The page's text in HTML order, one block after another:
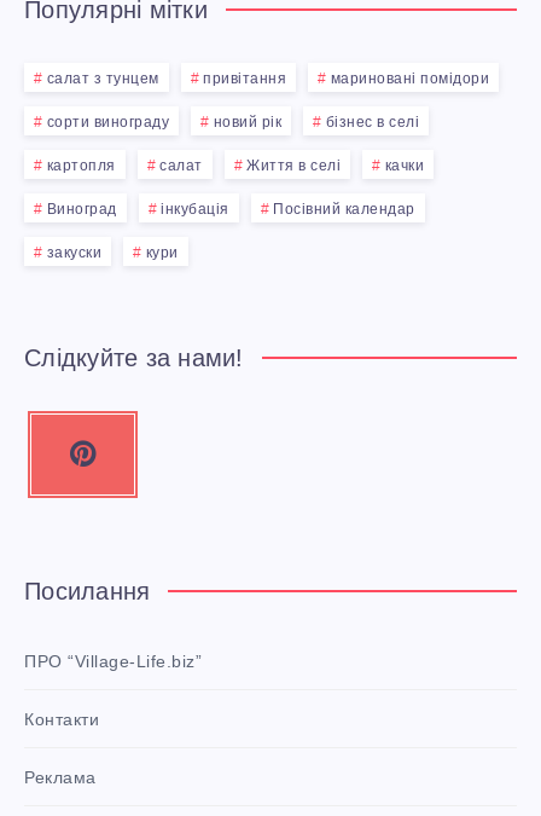
Популярні мітки
салат з тунцем привітання мариновані помідори
сорти винограду новий рік бізнес в селі
картопля салат Життя в селі качки
Виноград інкубація Посівний календар
закуски кури
Слідкуйте за нами!
e
e
i
Посилання
ПРО “Village-Life.biz”
Контакти
Реклама